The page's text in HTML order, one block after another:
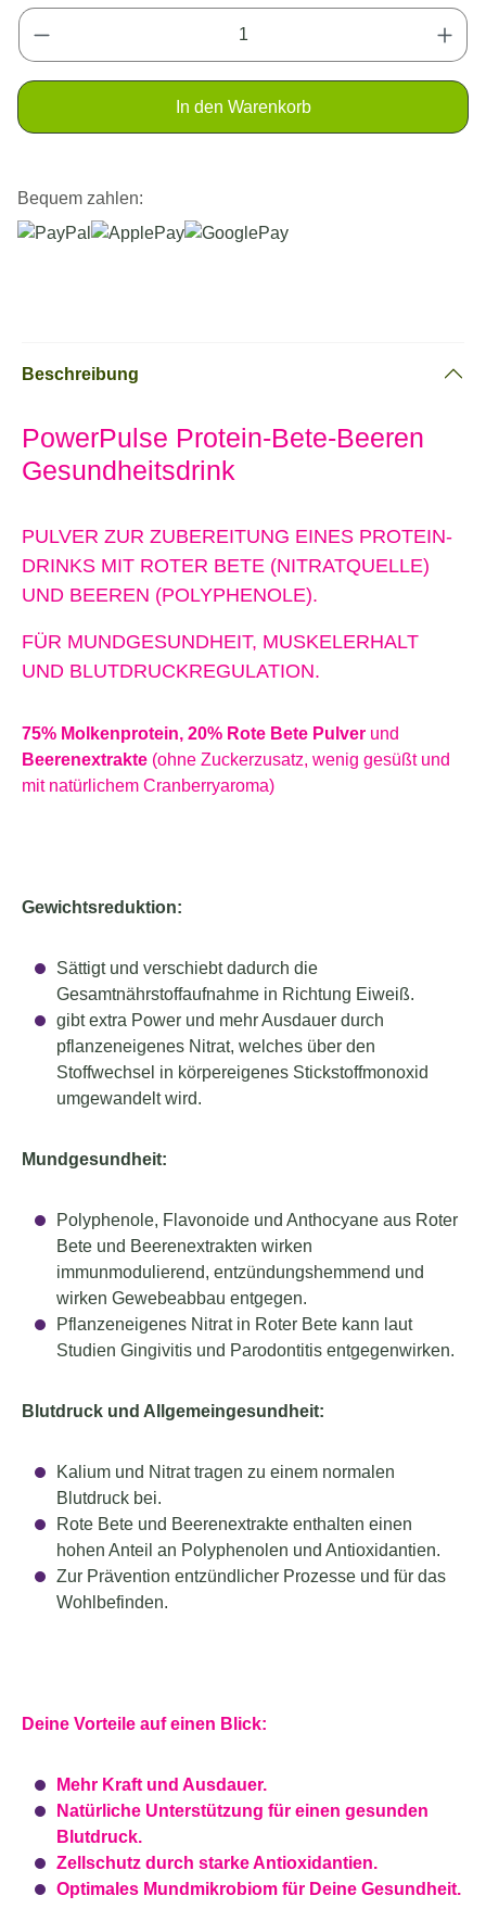
Produkt Anzahl: Gib den gewünschten
In den Warenkorb
Bequem zahlen:
Beschreibung
PowerPulse Protein-Bete-Beeren
Gesundheitsdrink
PULVER ZUR ZUBEREITUNG EINES PROTEIN-
DRINKS MIT ROTER BETE (NITRATQUELLE)
UND BEEREN (POLYPHENOLE).
FÜR MUNDGESUNDHEIT, MUSKELERHALT
UND BLUTDRUCKREGULATION.
75% Molkenprotein, 20% Rote Bete Pulver und
Beerenextrakte (ohne Zuckerzusatz, wenig gesüßt und
mit natürlichem Cranberryaroma)
Gewichtsreduktion:
Sättigt und verschiebt dadurch die
Gesamtnährstoffaufnahme in Richtung Eiweiß.
gibt extra Power und mehr Ausdauer durch
pflanzeneigenes Nitrat, welches über den
Stoffwechsel in körpereigenes Stickstoffmonoxid
umgewandelt wird.
Mundgesundheit:
Polyphenole, Flavonoide und Anthocyane aus Roter
Bete und Beerenextrakten wirken
immunmodulierend, entzündungshemmend und
wirken Gewebeabbau entgegen.
Pflanzeneigenes Nitrat in Roter Bete kann laut
Studien Gingivitis und Parodontitis entgegenwirken.
Blutdruck und Allgemeingesundheit:
Kalium und Nitrat tragen zu einem normalen
Blutdruck bei.
Rote Bete und Beerenextrakte enthalten einen
hohen Anteil an Polyphenolen und Antioxidantien.
Zur Prävention entzündlicher Prozesse und für das
Wohlbefinden.
Deine Vorteile auf einen Blick:
Mehr Kraft und Ausdauer.
Natürliche Unterstützung für einen gesunden
Blutdruck.
Zellschutz durch starke Antioxidantien.
Optimales Mundmikrobiom für Deine Gesundheit.